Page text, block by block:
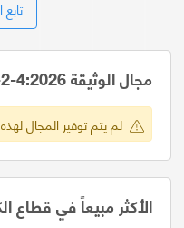
مجال الوثيقة GSO IEC 60335-2-4:2026
لم يتم توفير المجال
الأكثر مبيعاً في قطاع